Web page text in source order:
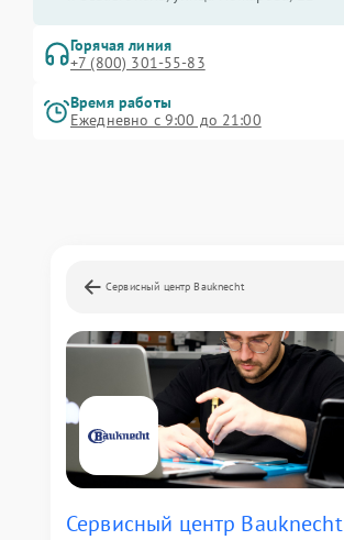
Горячая линия
+7 (800) 301-55-83
Время работы
Ежедневно с 9:00 до 21:00
Сервисный центр Bauknecht
Сервисный центр Bauknecht